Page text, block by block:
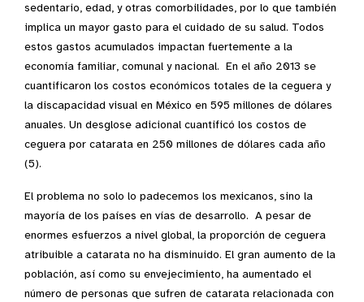
sedentario, edad, y otras comorbilidades, por lo que también
implica un mayor gasto para el cuidado de su salud. Todos
estos gastos acumulados impactan fuertemente a la
economía familiar, comunal y nacional. En el año 2013 se
cuantificaron los costos económicos totales de la ceguera y
la discapacidad visual en México en 595 millones de dólares
anuales. Un desglose adicional cuantificó los costos de
ceguera por catarata en 250 millones de dólares cada año
(5).
El problema no solo lo padecemos los mexicanos, sino la
mayoría de los países en vías de desarrollo. A pesar de
enormes esfuerzos a nivel global, la proporción de ceguera
atribuible a catarata no ha disminuido. El gran aumento de la
población, así como su envejecimiento, ha aumentado el
número de personas que sufren de catarata relacionada con